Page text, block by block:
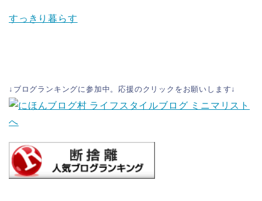
すっきり暮らす
↓ブログランキングに参加中。応援のクリックをお願いします↓